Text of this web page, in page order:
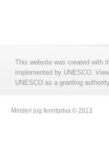
This website was created with
implemented by UNESCO.
UNESCO as a granting
Minden jog fenntartva © 2013